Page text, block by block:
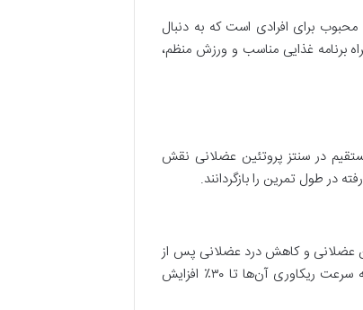
محبوب برای افرادی است که به دنبال
غذایی مناسب و ورزش منظم،
در سنتز پروتئین عضلانی نقش
در طول تمرین را بازگردانند.
عضلانی و کاهش درد عضلانی پس از
تمرین را به همراه دارد. ورزشکارانی که از این مکمل استفاده کرده‌اند، گزارش داده‌اند که سرعت ریکاوری آن‌ها تا ۳۰٪ افزایش